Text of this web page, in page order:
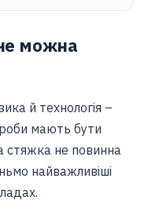
можна
й технологія –
мають бути
стяжка не повинна
найважливіші